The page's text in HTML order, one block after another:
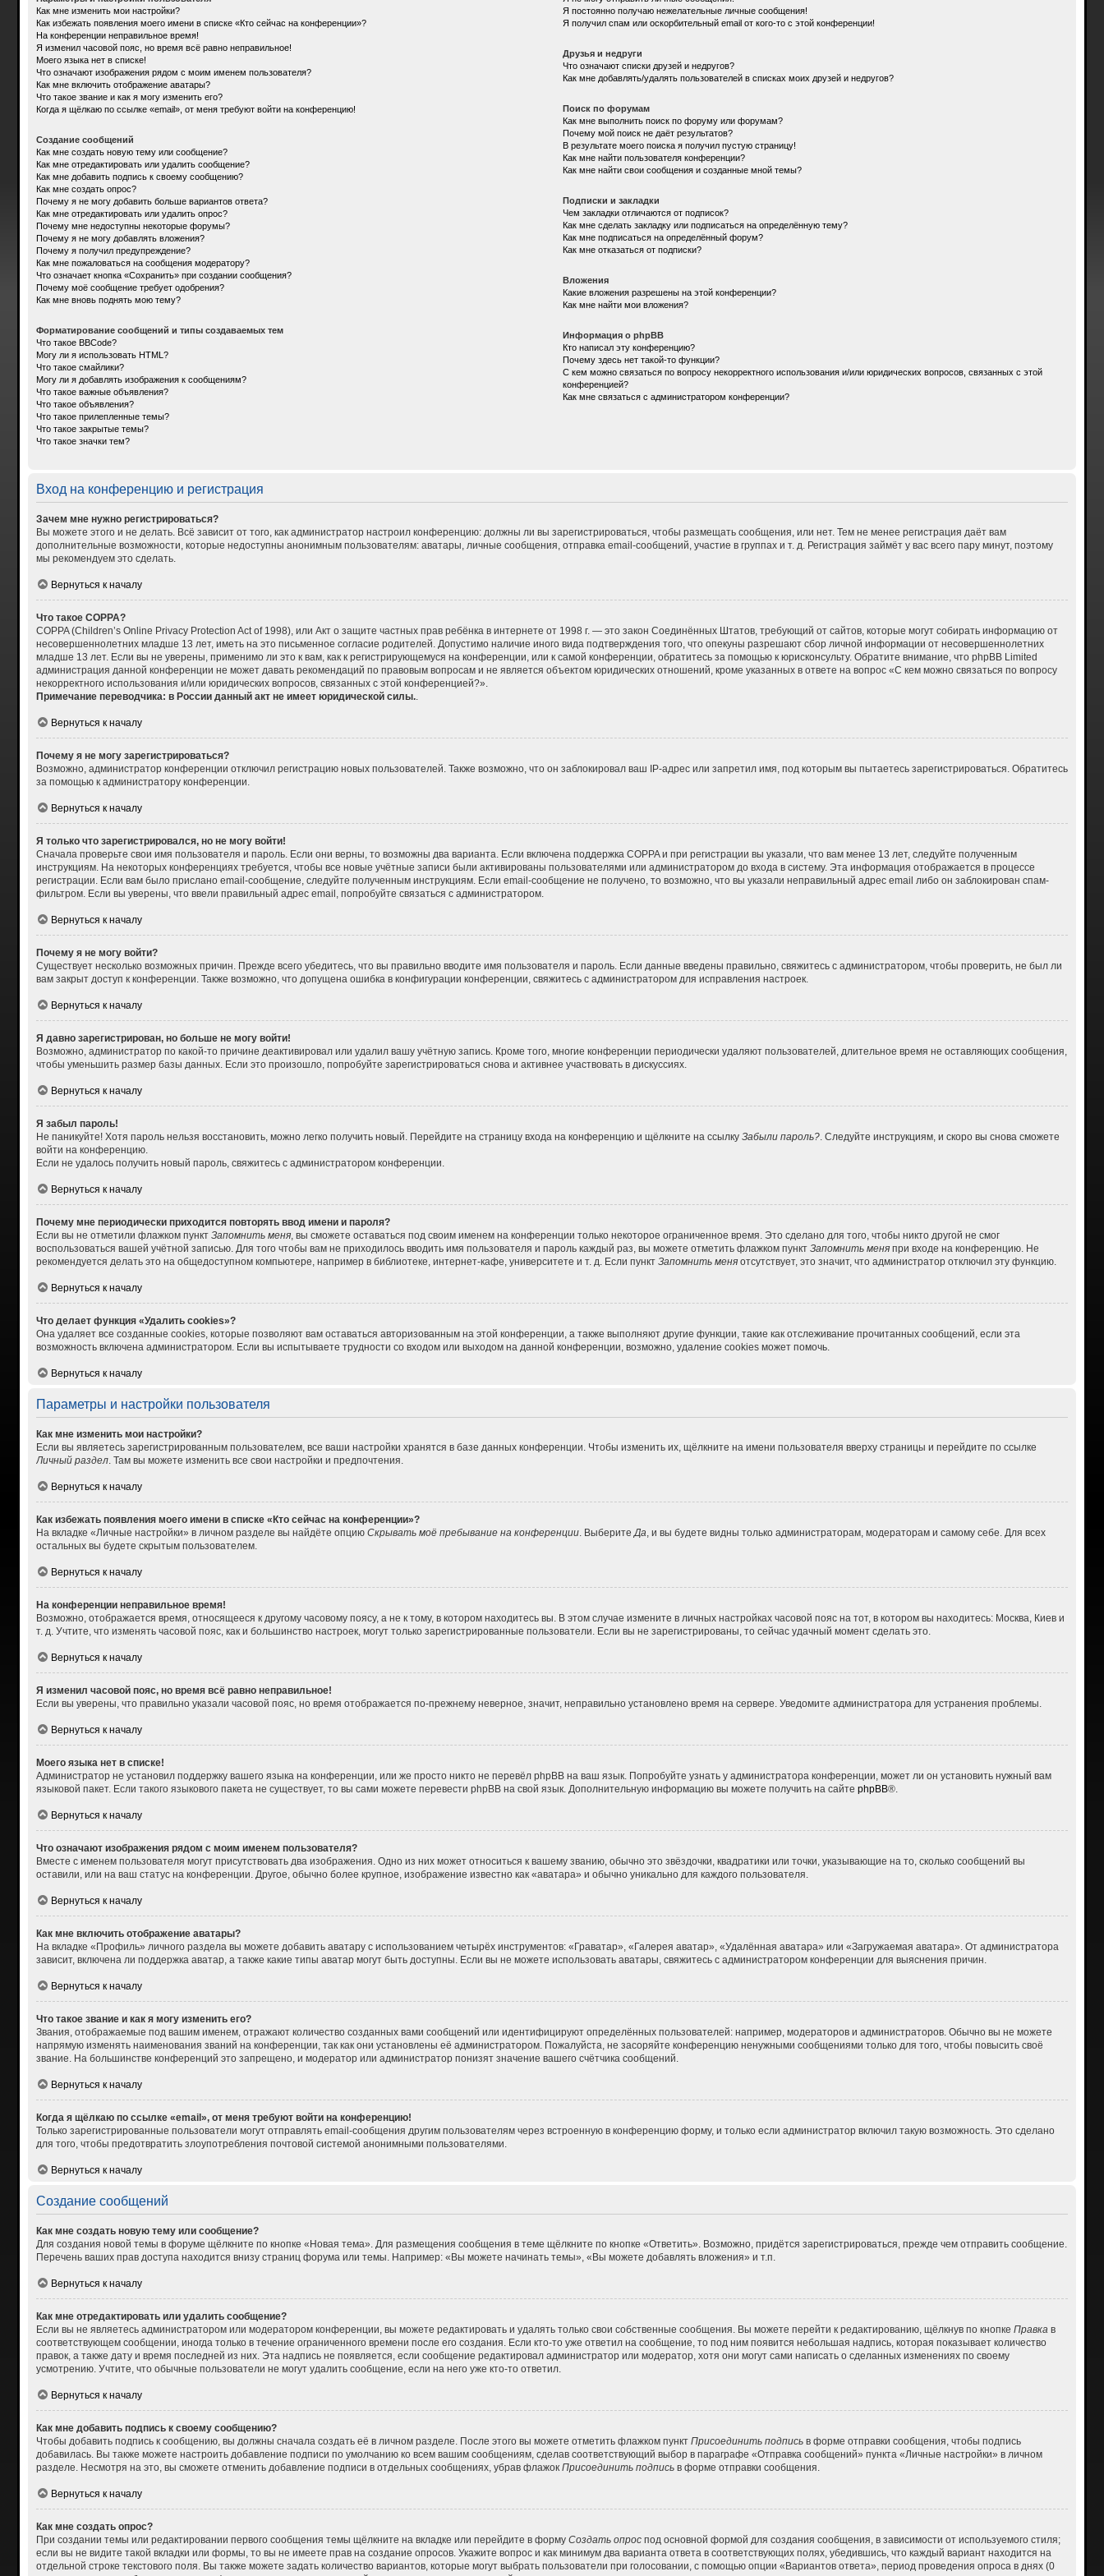
Как мне изменить мои настройки?
Как избежать появления моего имени в списке «Кто сейчас на конференции»?
На конференции неправильное время!
Я изменил часовой пояс, но время всё равно неправильное!
Моего языка нет в списке!
Что означают изображения рядом с моим именем пользователя?
Как мне включить отображение аватары?
Что такое звание и как я могу изменить его?
Когда я щёлкаю по ссылке «email», от меня требуют войти на конференцию!
Создание сообщений
Как мне создать новую тему или сообщение?
Как мне отредактировать или удалить сообщение?
Как мне добавить подпись к своему сообщению?
Как мне создать опрос?
Почему я не могу добавить больше вариантов ответа?
Как мне отредактировать или удалить опрос?
Почему мне недоступны некоторые форумы?
Почему я не могу добавлять вложения?
Почему я получил предупреждение?
Как мне пожаловаться на сообщения модератору?
Что означает кнопка «Сохранить» при создании сообщения?
Почему моё сообщение требует одобрения?
Как мне вновь поднять мою тему?
Форматирование сообщений и типы создаваемых тем
Что такое BBCode?
Могу ли я использовать HTML?
Что такое смайлики?
Могу ли я добавлять изображения к сообщениям?
Что такое важные объявления?
Что такое объявления?
Что такое прилепленные темы?
Что такое закрытые темы?
Что такое значки тем?
Я постоянно получаю нежелательные личные сообщения!
Я получил спам или оскорбительный email от кого-то с этой конференции!
Друзья и недруги
Что означают списки друзей и недругов?
Как мне добавлять/удалять пользователей в списках моих друзей и недругов?
Поиск по форумам
Как мне выполнить поиск по форуму или форумам?
Почему мой поиск не даёт результатов?
В результате моего поиска я получил пустую страницу!
Как мне найти пользователя конференции?
Как мне найти свои сообщения и созданные мной темы?
Подписки и закладки
Чем закладки отличаются от подписок?
Как мне сделать закладку или подписаться на определённую тему?
Как мне подписаться на определённый форум?
Как мне отказаться от подписки?
Вложения
Какие вложения разрешены на этой конференции?
Как мне найти мои вложения?
Информация о phpBB
Кто написал эту конференцию?
Почему здесь нет такой-то функции?
С кем можно связаться по вопросу некорректного использования и/или юридических вопросов, связанных с этой
конференцией?
Как мне связаться с администратором конференции?
Вход на конференцию и регистрация
Зачем мне нужно регистрироваться?
Вы можете этого и не делать. Всё зависит от того, как администратор настроил конференцию: должны ли вы зарегистрироваться, чтобы размещать сообщения, или нет. Тем не менее регистрация даёт вам
дополнительные возможности, которые недоступны анонимным пользователям: аватары, личные сообщения, отправка email-сообщений, участие в группах и т. д. Регистрация займёт у вас всего пару минут, поэтому
мы рекомендуем это сделать.
Вернуться к началу
Что такое COPPA?
COPPA (Children’s Online Privacy Protection Act of 1998), или Акт о защите частных прав ребёнка в интернете от 1998 г. — это закон Соединённых Штатов, требующий от сайтов, которые могут собирать информацию от
несовершеннолетних младше 13 лет, иметь на это письменное согласие родителей. Допустимо наличие иного вида подтверждения того, что опекуны разрешают сбор личной информации от несовершеннолетних
младше 13 лет. Если вы не уверены, применимо ли это к вам, как к регистрирующемуся на конференции, или к самой конференции, обратитесь за помощью к юрисконсульту. Обратите внимание, что phpBB Limited
администрация данной конференции не может давать рекомендаций по правовым вопросам и не является объектом юридических отношений, кроме указанных в ответе на вопрос «С кем можно связаться по вопросу
некорректного использования и/или юридических вопросов, связанных с этой конференцией?».
Примечание переводчика: в России данный акт не имеет юридической силы..
Вернуться к началу
Почему я не могу зарегистрироваться?
Возможно, администратор конференции отключил регистрацию новых пользователей. Также возможно, что он заблокировал ваш IP-адрес или запретил имя, под которым вы пытаетесь зарегистрироваться. Обратитесь
за помощью к администратору конференции.
Вернуться к началу
Я только что зарегистрировался, но не могу войти!
Сначала проверьте свои имя пользователя и пароль. Если они верны, то возможны два варианта. Если включена поддержка COPPA и при регистрации вы указали, что вам менее 13 лет, следуйте полученным
инструкциям. На некоторых конференциях требуется, чтобы все новые учётные записи были активированы пользователями или администратором до входа в систему. Эта информация отображается в процессе
регистрации. Если вам было прислано email-сообщение, следуйте полученным инструкциям. Если email-сообщение не получено, то возможно, что вы указали неправильный адрес email либо он заблокирован спам-
фильтром. Если вы уверены, что ввели правильный адрес email, попробуйте связаться с администратором.
Вернуться к началу
Почему я не могу войти?
Существует несколько возможных причин. Прежде всего убедитесь, что вы правильно вводите имя пользователя и пароль. Если данные введены правильно, свяжитесь с администратором, чтобы проверить, не был ли
вам закрыт доступ к конференции. Также возможно, что допущена ошибка в конфигурации конференции, свяжитесь с администратором для исправления настроек.
Вернуться к началу
Я давно зарегистрирован, но больше не могу войти!
Возможно, администратор по какой-то причине деактивировал или удалил вашу учётную запись. Кроме того, многие конференции периодически удаляют пользователей, длительное время не оставляющих сообщения,
чтобы уменьшить размер базы данных. Если это произошло, попробуйте зарегистрироваться снова и активнее участвовать в дискуссиях.
Вернуться к началу
Я забыл пароль!
Не паникуйте! Хотя пароль нельзя восстановить, можно легко получить новый. Перейдите на страницу входа на конференцию и щёлкните на ссылку Забыли пароль?. Следуйте инструкциям, и скоро вы снова сможете
войти на конференцию.
Если не удалось получить новый пароль, свяжитесь с администратором конференции.
Вернуться к началу
Почему мне периодически приходится повторять ввод имени и пароля?
Если вы не отметили флажком пункт Запомнить меня, вы сможете оставаться под своим именем на конференции только некоторое ограниченное время. Это сделано для того, чтобы никто другой не смог
воспользоваться вашей учётной записью. Для того чтобы вам не приходилось вводить имя пользователя и пароль каждый раз, вы можете отметить флажком пункт Запомнить меняпри входе на конференцию. Не
рекомендуется делать это на общедоступном компьютере, например в библиотеке, интернет-кафе, университете и т. д. Если пункт Запомнить меняотсутствует, это значит, что администратор отключил эту функцию.
Вернуться к началу
Что делает функция «Удалить cookies»?
Она удаляет все созданные cookies, которые позволяют вам оставаться авторизованным на этой конференции, а также выполняют другие функции, такие как отслеживание прочитанных сообщений, если эта
возможность включена администратором. Если вы испытываете трудности со входом или выходом на данной конференции, возможно, удаление cookies может помочь.
Вернуться к началу
Параметры и настройки пользователя
Как мне изменить мои настройки?
Если вы являетесь зарегистрированным пользователем, все ваши настройки хранятся в базе данных конференции. Чтобы изменить их, щёлкните на имени пользователя вверху страницы и перейдите по ссылке
Личный раздел. Там вы можете изменить все свои настройки и предпочтения.
Вернуться к началу
Как избежать появления моего имени в списке «Кто сейчас на конференции»?
На вкладке «Личные настройки» в личном разделе вы найдёте опцию Скрывать моё пребывание на конференции. Выберите Да , и вы будете видны только администраторам, модераторам и самому себе. Для всех
остальных вы будете скрытым пользователем.
Вернуться к началу
На конференции неправильное время!
Возможно, отображается время, относящееся к другому часовому поясу, а не к тому, в котором находитесь вы. В этом случае измените в личных настройках часовой пояс на тот, в котором вы находитесь: Москва, Киев и
т. д. Учтите, что изменять часовой пояс, как и большинство настроек, могут только зарегистрированные пользователи. Если вы не зарегистрированы, то сейчас удачный момент сделать это.
Вернуться к началу
Я изменил часовой пояс, но время всё равно неправильное!
Если вы уверены, что правильно указали часовой пояс, но время отображается по-прежнему неверное, значит, неправильно установлено время на сервере. Уведомите администратора для устранения проблемы.
Вернуться к началу
Моего языка нет в списке!
Администратор не установил поддержку вашего языка на конференции, или же просто никто не перевёл phpBB на ваш язык. Попробуйте узнать у администратора конференции, может ли он установить нужный вам
языковой пакет. Если такого языкового пакета не существует, то вы сами можете перевести phpBB на свой язык. Дополнительную информацию вы можете получить на сайте phpBB®.
Вернуться к началу
Что означают изображения рядом с моим именем пользователя?
Вместе с именем пользователя могут присутствовать два изображения. Одно из них может относиться к вашему званию, обычно это звёздочки, квадратики или точки, указывающие на то, сколько сообщений вы
оставили, или на ваш статус на конференции. Другое, обычно более крупное, изображение известно как «аватара» и обычно уникально для каждого пользователя.
Вернуться к началу
Как мне включить отображение аватары?
На вкладке «Профиль» личного раздела вы можете добавить аватару с использованием четырёх инструментов: «Граватар», «Галерея аватар», «Удалённая аватара» или «Загружаемая аватара». От администратора
зависит, включена ли поддержка аватар, а также какие типы аватар могут быть доступны. Если вы не можете использовать аватары, свяжитесь с администратором конференции для выяснения причин.
Вернуться к началу
Что такое звание и как я могу изменить его?
Звания, отображаемые под вашим именем, отражают количество созданных вами сообщений или идентифицируют определённых пользователей: например, модераторов и администраторов. Обычно вы не можете
напрямую изменять наименования званий на конференции, так как они установлены её администратором. Пожалуйста, не засоряйте конференцию ненужными сообщениями только для того, чтобы повысить своё
звание. На большинстве конференций это запрещено, и модератор или администратор понизят значение вашего счётчика сообщений.
Вернуться к началу
Когда я щёлкаю по ссылке «email», от меня требуют войти на конференцию!
Только зарегистрированные пользователи могут отправлять email-сообщения другим пользователям через встроенную в конференцию форму, и только если администратор включил такую возможность. Это сделано
для того, чтобы предотвратить злоупотребления почтовой системой анонимными пользователями.
Вернуться к началу
Создание сообщений
Как мне создать новую тему или сообщение?
Для создания новой темы в форуме щёлкните по кнопке «Новая тема». Для размещения сообщения в теме щёлкните по кнопке «Ответить». Возможно, придётся зарегистрироваться, прежде чем отправить сообщение.
Перечень ваших прав доступа находится внизу страниц форума или темы. Например: «Вы можете начинать темы», «Вы можете добавлять вложения» и т.п.
Вернуться к началу
Как мне отредактировать или удалить сообщение?
Если вы не являетесь администратором или модератором конференции, вы можете редактировать и удалять только свои собственные сообщения. Вы можете перейти к редактированию, щёлкнув по кнопке Правка в
соответствующем сообщении, иногда только в течение ограниченного времени после его создания. Если кто-то уже ответил на сообщение, то под ним появится небольшая надпись, которая показывает количество
правок, а также дату и время последней из них. Эта надпись не появляется, если сообщение редактировал администратор или модератор, хотя они могут сами написать о сделанных изменениях по своему
усмотрению. Учтите, что обычные пользователи не могут удалить сообщение, если на него уже кто-то ответил.
Вернуться к началу
Как мне добавить подпись к своему сообщению?
Чтобы добавить подпись к сообщению, вы должны сначала создать её в личном разделе. После этого вы можете отметить флажком пункт Присоединить подписьв форме отправки сообщения, чтобы подпись
добавилась. Вы также можете настроить добавление подписи по умолчанию ко всем вашим сообщениям, сделав соответствующий выбор в параграфе «Отправка сообщений» пункта «Личные настройки» в личном
разделе. Несмотря на это, вы сможете отменить добавление подписи в отдельных сообщениях, убрав флажок Присоединить подписьв форме отправки сообщения.
Вернуться к началу
Как мне создать опрос?
При создании темы или редактировании первого сообщения темы щёлкните на вкладке или перейдите в форму Создать опроспод основной формой для создания сообщения, в зависимости от используемого стиля;
если вы не видите такой вкладки или формы, то вы не имеете прав на создание опросов. Укажите вопрос и как минимум два варианта ответа в соответствующих полях, убедившись, что каждый вариант находится на
отдельной строке текстового поля. Вы также можете задать количество вариантов, которые могут выбрать пользователи при голосовании, с помощью опции «Вариантов ответа», период проведения опроса в днях (0